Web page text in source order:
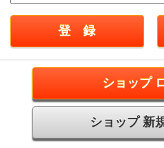
ショップ
ショップ 新